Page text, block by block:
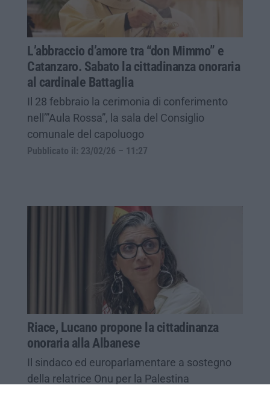
L’abbraccio d’amore tra “don Mimmo” e
Catanzaro. Sabato la cittadinanza onoraria
al cardinale Battaglia
Il 28 febbraio la cerimonia di conferimento
nell’”Aula Rossa”, la sala del Consiglio
comunale del capoluogo
Pubblicato il: 23/02/26 – 11:27
Riace, Lucano propone la cittadinanza
onoraria alla Albanese
Il sindaco ed europarlamentare a sostegno
della relatrice Onu per la Palestina